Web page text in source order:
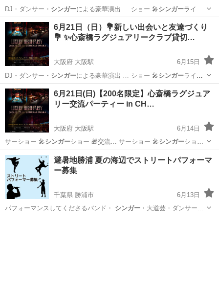
DJ・ダンサー・ シンガー による豪華演出 … ショー 🎤シンガーライブ
🎲…
大阪 大阪市 大阪駅 パーティー パフォーマンス
6月21日（日）💐新しい出会いと友達づくり
💐 ✨心斎橋ラグジュアリークラブ貸切…
大阪府 大阪駅
6月15日
DJ・ダンサー・ シンガー による豪華演出 … ショー 🎤シンガーライブ
🎲…
大阪 大阪市 大阪駅 その他 コロナ
6月21日(日)【200名限定】心斎橋ラグジュア
リー交流パーティー in CH…
大阪府 大阪駅
6月14日
サーショー 🎤シンガーショー 🎁交流… サーショー 🎤シンガーショー
🔄シャ…
大阪 大阪市 大阪駅 地域/お祭り 会場
避暑地勝浦 夏の海辺でストリートパフォーマ
ー募集
千葉県 勝浦市
6月13日
パフォーマンスしてくださるバンド・ シンガー・大道芸・ダンサーな